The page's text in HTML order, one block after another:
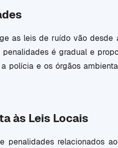
as leis de ruído vão desde
é gradual e
polícia e os órgãos
às Leis Locais
relacionados